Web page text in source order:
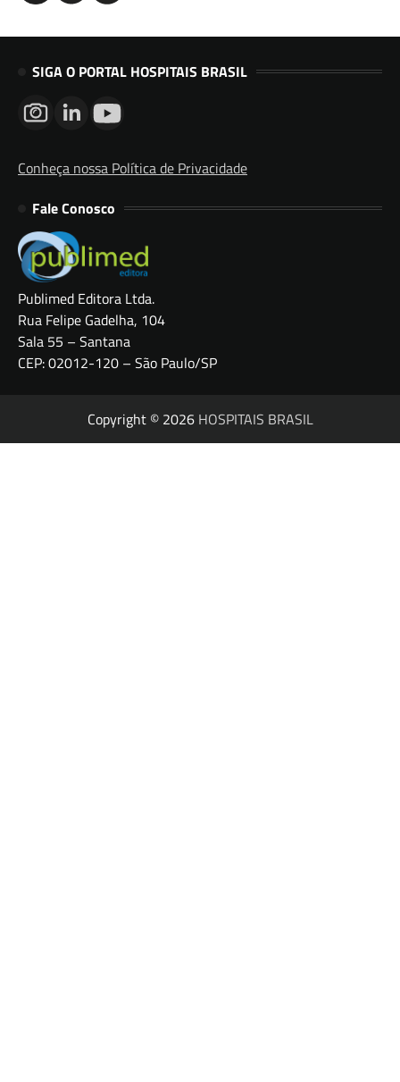
SIGA O PORTAL HOSPITAIS BRASIL
Conheça nossa Política de Privacidade
Fale Conosco
Publimed Editora Ltda.
Rua Felipe Gadelha, 104
Sala 55 – Santana
CEP: 02012-120 – São Paulo/SP
Copyright © 2026 HOSPITAIS BRASIL